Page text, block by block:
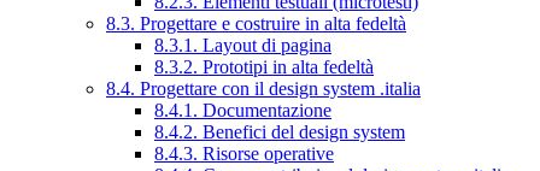
8.3. Progettare e costruire in alta fedeltà
8.3.1. Layout di pagina
8.3.2. Prototipi in alta fedeltà
8.4. Progettare con il design system .italia
8.4.1. Documentazione
8.4.2. Benefici del design system
8.4.3. Risorse operative